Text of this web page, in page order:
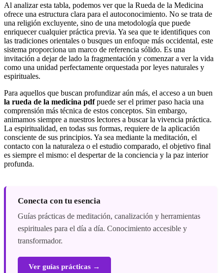
Al analizar esta tabla, podemos ver que la Rueda de la Medicina
ofrece una estructura clara para el autoconocimiento. No se trata de
una religión excluyente, sino de una metodología que puede
enriquecer cualquier práctica previa. Ya sea que te identifiques con
las tradiciones orientales o busques un enfoque más occidental, este
sistema proporciona un marco de referencia sólido. Es una
invitación a dejar de lado la fragmentación y comenzar a ver la vida
como una unidad perfectamente orquestada por leyes naturales y
espirituales.
Para aquellos que buscan profundizar aún más, el acceso a un buen
la rueda de la medicina pdfpuede ser el primer paso hacia una
comprensión más técnica de estos conceptos. Sin embargo,
animamos siempre a nuestros lectores a buscar la vivencia práctica.
La espiritualidad, en todas sus formas, requiere de la aplicación
consciente de sus principios. Ya sea mediante la meditación, el
contacto con la naturaleza o el estudio comparado, el objetivo final
es siempre el mismo: el despertar de la conciencia y la paz interior
profunda.
Conecta con tu esencia
Guías prácticas de meditación, canalización y herramientas
espirituales para el día a día. Conocimiento accesible y
transformador.
Ver guías prácticas →